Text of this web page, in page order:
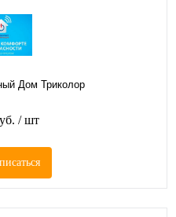
Дом Триколор
/ шт